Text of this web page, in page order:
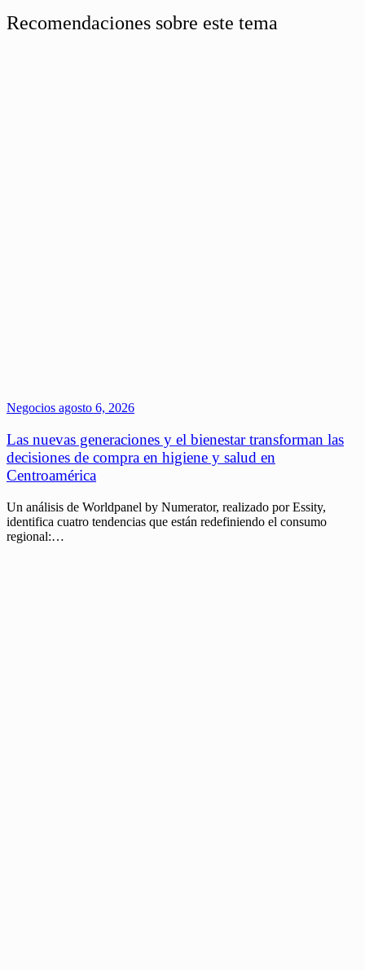
Recomendaciones sobre este tema
Negocios agosto 6, 2026
Las nuevas generaciones y el bienestar transforman las
decisiones de compra en higiene y salud en
Centroamérica
Un análisis de Worldpanel by Numerator, realizado por Essity,
identifica cuatro tendencias que están redefiniendo el consumo
regional:…